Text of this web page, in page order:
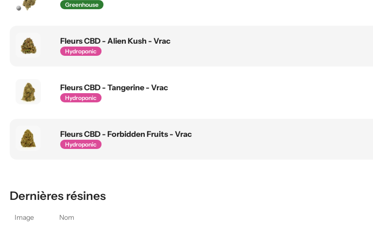
Greenhouse
Fleurs CBD - Alien Kush - Vrac
Hydroponic
Fleurs CBD - Tangerine - Vrac
Hydroponic
Fleurs CBD - Forbidden Fruits - Vrac
Hydroponic
Dernières résines
Image Nom